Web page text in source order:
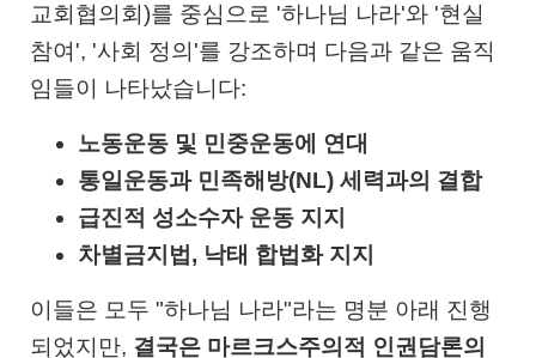
교회협의회)를 중심으로 '하나님 나라'와 '현실
참여', '사회 정의'를 강조하며 다음과 같은 움직
임들이 나타났습니다:
노동운동 및 민중운동에 연대
통일운동과 민족해방(NL) 세력과의 결합
급진적 성소수자 운동 지지
차별금지법, 낙태 합법화 지지
이들은 모두 "하나님 나라"라는 명분 아래 진행
되었지만, 결국은 마르크스주의적 인권담론의